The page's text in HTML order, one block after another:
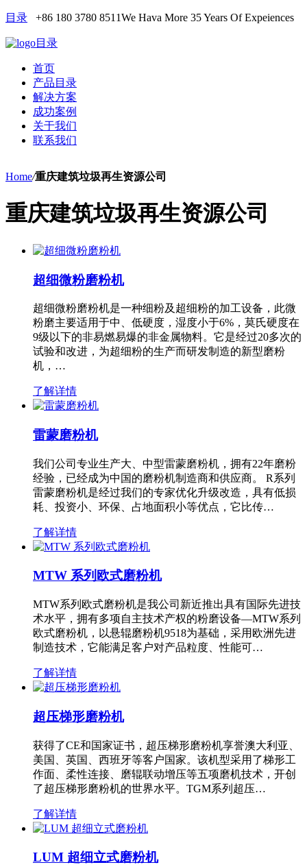
目录 +86 180 3780 8511We Hava More 35 Years Of Expeiences
目录
首页
产品目录
解决方案
成功案例
关于我们
联系我们
Home/重庆建筑垃圾再生资源公司
重庆建筑垃圾再生资源公司
超细微粉磨粉机
超细微粉磨粉机是一种细粉及超细粉的加工设备，此微
粉磨主要适用于中、低硬度，湿度小于6%，莫氏硬度在
9级以下的非易燃易爆的非金属物料。它是经过20多次的
试验和改进，为超细粉的生产而研发制造的新型磨粉
机，…
了解详情
雷蒙磨粉机
我们公司专业生产大、中型雷蒙磨粉机，拥有22年磨粉
经验，已经成为中国的磨粉机制造商和供应商。 R系列
雷蒙磨粉机是经过我们的专家优化升级改造，具有低损
耗、投资小、环保、占地面积小等优点，它比传…
了解详情
MTW 系列欧式磨粉机
MTW系列欧式磨粉机是我公司新近推出具有国际先进技
术水平，拥有多项自主技术产权的粉磨设备—MTW系列
欧式磨粉机，以悬辊磨粉机9518为基础，采用欧洲先进
制造技术，它能满足客户对产品粒度、性能可…
了解详情
超压梯形磨粉机
获得了CE和国家证书，超压梯形磨粉机享誉澳大利亚、
美国、英国、西班牙等客户国家。该机型采用了梯形工
作面、柔性连接、磨辊联动增压等五项磨机技术，开创
了超压梯形磨粉机的世界水平。TGM系列超压…
了解详情
LUM 超细立式磨粉机